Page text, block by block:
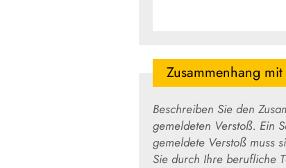
Zusammenhang
Beschreiben Sie den
gemeldeten Verstoß. Ein Schutz nach
gemeldete Verstoß muss sich auf Ihren